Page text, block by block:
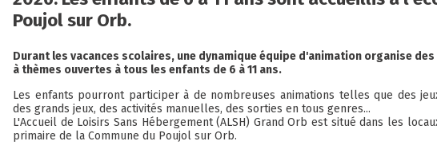
Poujol sur Orb.
Durant les vacances scolaires, une dynamique équipe d'animation organise des
à thèmes ouvertes à tous les enfants de 6 à 11 ans.
Les enfants pourront participer à de nombreuses animations telles que des
des grands jeux, des activités manuelles, des sorties en tous genres...
L'Accueil de Loisirs Sans Hébergement (ALSH) Grand Orb est situé dans les
primaire de la Commune du Poujol sur Orb.